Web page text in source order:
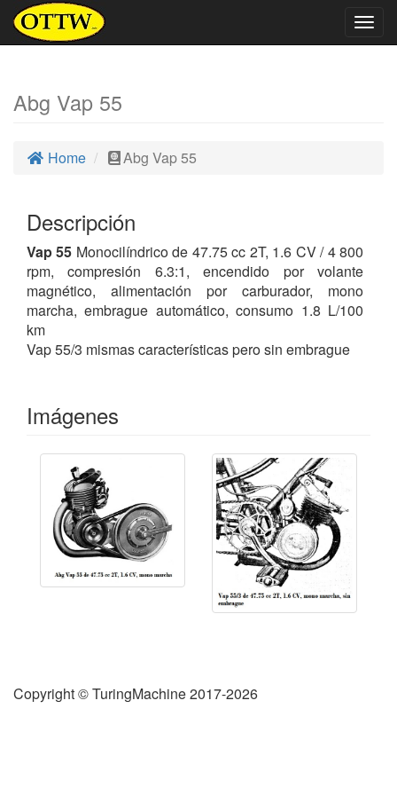
Abg Vap 55
Home Abg Vap 55
Descripción
Vap 55 Monocilíndrico de 47.75 cc 2T, 1.6 CV / 4 800
rpm, compresión 6.3:1, encendido por volante
magnético, alimentación por carburador, mono
marcha, embrague automático, consumo 1.8 L/100
km
Vap 55/3 mismas características pero sin embrague
Imágenes
Copyright © TuringMachine 2017-2026